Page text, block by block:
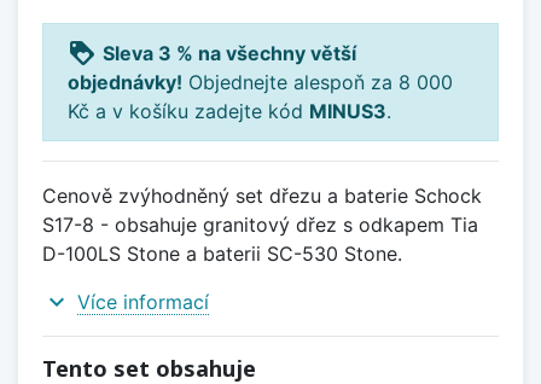
loyalty Sleva 3 % na všechny větší
objednávky! Objednejte alespoň za 8 000
Kč a v košíku zadejte kód MINUS3.
Cenově zvýhodněný set dřezu a baterie Schock
S17-8 - obsahuje granitový dřez s odkapem Tia
D-100LS Stone a baterii SC-530 Stone.
expand_more Více informací
Tento set obsahuje